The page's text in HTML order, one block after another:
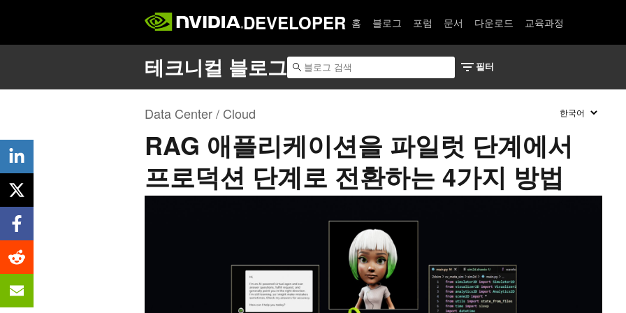
DEVELOPER 홈 블로그 포럼 문서 다운로드 교육과정
Data Center / Cloud
RAG 애플리케이션을 파일럿 단계에서
프로덕션 단계로 전환하는 4가지 방법